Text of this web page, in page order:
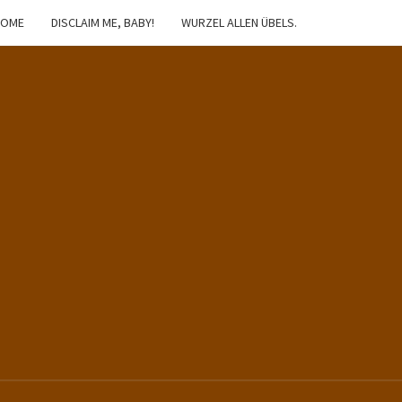
DISCLAIM ME, BABY! WURZEL ALLEN ÜBELS.